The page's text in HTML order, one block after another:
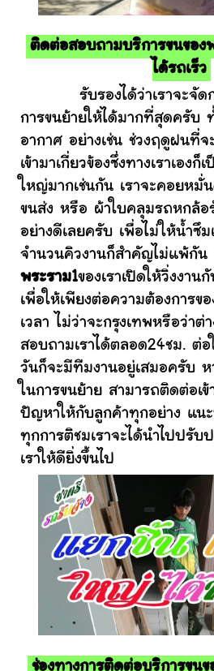
ติดต่อสอบถามบริการขนของ
ได้รถเร็ว
รับรองได้ว่าเราจะจัดกา
การขนย้ายให้ได้มากที่สุดครับ
อากาศ อย่างเช่น ช่วงฤดูฝนที่จ
เข้ามาเกี่ยวข้องซึ่งทางเราเอง
ใหญ่มากเช่นกัน เราจะคอยห
ขนส่ง หรือ ผ้าใบคลุมรถหกล้อ
อย่างดีเลยครับ เพื่อไม่ให้น้ำซึม
จำนวนคิวงานก็สำคัญไม่แพ้กัน
พระราม1ของเราเปิดให้วิ่งงา
เพื่อให้เพียงต่อความต้องการ
เวลา ไม่ว่าจะกรุงเทพหรือว่า
สอบถามเราได้ตลอด24ชม. ต่
วันก็จะมีทีมงานอยู่เสมอครับ
ในการขนย้าย สามารถติดต่อเข้
ปัญหาให้กับลูกค้าทุกอย่าง แนะ
ทุกการติชมเราจะได้นำไปปรับ
เราให้ดียิ่งขึ้นไป
ช่องทางการติดต่อบริการขน